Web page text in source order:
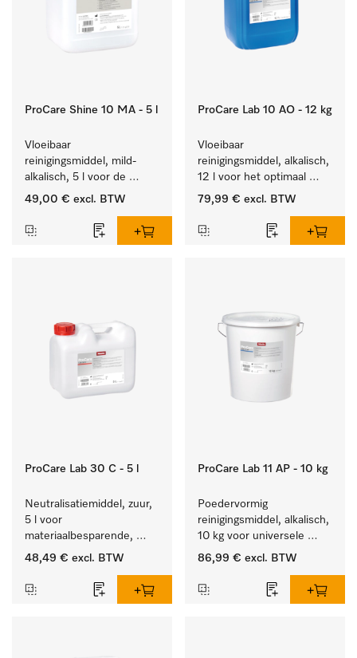
ProCare Shine 10 MA - 5 l
Vloeibaar
reinigingsmiddel, mild-
alkalisch, 5 l voor de
reiniging van lichte
bestek en glazen.
49,00 € excl. BTW
ProCare Lab 10 AO - 12 kg
Vloeibaar
reinigingsmiddel, alkalisch,
12 l voor het optimaal
behandelen van
79,99 € excl. BTW
ProCare Lab 30 C - 5 l
Neutralisatiemiddel, zuur,
5 l voor
materiaalbesparende,
machinale reiniging van
gerei.
48,49 € excl. BTW
ProCare Lab 11 AP - 10 kg
Poedervormig
reinigingsmiddel, alkalisch,
10 kg voor universele
machinale reiniging van
gerei.
86,99 € excl. BTW